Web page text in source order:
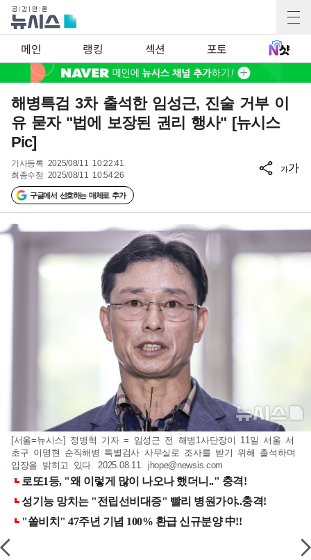
메인 랭킹 섹션 포토
해병특검 3차 출석한 임성근, 진술 거부 이
유 묻자 "법에 보장된 권리 행사" [뉴시스
Pic]
기사등록 2025/08/11 10:22:41
최종수정 2025/08/11 10:54:26
구글에서 선호하는 매체로 추가
가가
[서울=뉴시스] 정병혁 기자 = 임성근 전 해병1사단장이 11일 서울 서
초구 이명현 순직해병 특별검사 사무실로 조사를 받기 위해 출석하며
입장을 밝히고 있다. 2025.08.11. jhope@newsis.com